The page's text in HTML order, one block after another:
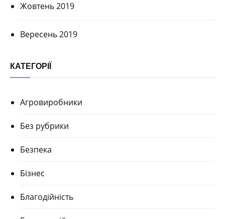
Жовтень 2019
Вересень 2019
КАТЕГОРІЇ
Агровиробники
Без рубрики
Безпека
Бізнес
Благодійність